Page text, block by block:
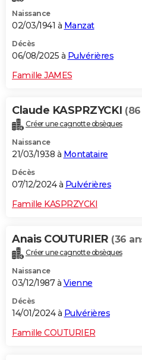
Destinations
City break
Voyage nature
Voyage de noces
Forum
Climat
+PHOTO
GUIDES D'ACHAT
Carte de Noël
Carte Bonne année
Carte Saint-Valentin
Carte Pâques
Carte d'anniversaire
DICTIONNAIRE
Dictionnaire
Biographies
Citations
Expressions
Proverbes
PROGRAMME TV
S'inscrire
Se connecter
Lycées
Collèges
Primaires
Universités
Entreprises
Service militaire
Avis de recherche
AVIS DE DÉCÈS
FORUM
Bricolage
Lifestyle
Culture
Television
Voyage
Naissance
02/03/1941 à Manzat
Décès
06/08/2025 à Pulvérières
Famille JAMES
Claude KASPRZYCKI
Créer une cagnotte obsèques
Naissance
21/03/1938 à Montataire
Décès
07/12/2024 à Pulvérières
Famille KASPRZYCKI
Anais COUTURIER (36
Créer une cagnotte obsèques
Naissance
03/12/1987 à Vienne
Décès
14/01/2024 à Pulvérières
Famille COUTURIER